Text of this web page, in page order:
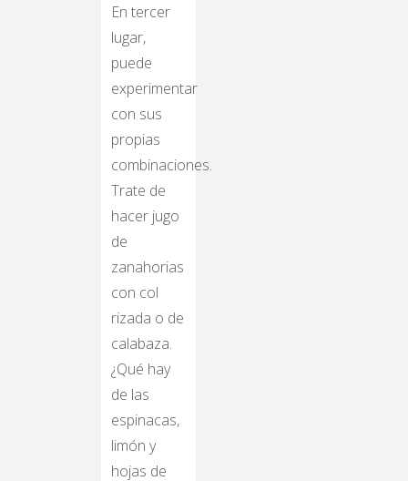
En tercer
lugar,
puede
experimentar
con sus
propias
combinaciones.
Trate de
hacer jugo
de
zanahorias
con col
rizada o de
calabaza.
¿Qué hay
de las
espinacas,
limón y
hojas de